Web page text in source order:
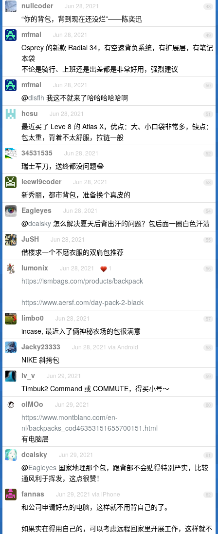
48
nullcoder Jun 28, 2021
“你的背包，背到现在还没烂”——陈奕迅
49
mfmal Jun 28, 2021
Osprey 的新款 Radial 34，有空速背负系统，有扩展层，有笔记
本袋
不论是骑行、上班还是出差都是非常好用，强烈建议
50
mfmal Jun 28, 2021
@dlsflh 我这不就来了哈哈哈哈哈啊
51
hcsu Jun 28, 2021
最近买了 Leve 8 的 Atlas X，优点：大、小口袋非常多，缺点：
包太重，背着不太舒服，拉链一般
52
34531535 Jun 28, 2021
瑞士军刀，送终都没问题😂
53
leewi9coder Jun 28, 2021
新秀丽，都市背包，准备换个真皮的
54
Eagleyes Jun 28, 2021
@dcalsky 怎么解决夏天后背出汗的问题？包后面一圈白色汗渍
55
JuSH Jun 28, 2021
借楼求一个不磨衣服的双肩包推荐
56
lumonix Jun 28, 2021 1
https://ismbags.com/products/backpack
https://www.aersf.com/day-pack-2-black
57
limbo0 Jun 28, 2021
incase, 最近入了俩神秘农场的包很满意
58
Jacky23333 Jun 28, 2021 via Android
NIKE 斜挎包
59
lv_v Jun 29, 2021
Timbuk2 Command 或 COMMUTE，得买小号～
60
oIMOo Jun 29, 2021
https://www.montblanc.com/en-
nl/backpacks_cod46353151655700151.html
有电脑层
61
dcalsky Jun 29, 2021
@Eagleyes 国家地理那个包，跟背部不会贴得特别严实，比较
通风利于挥发，这点很赞！
62
fannas Jun 29, 2021 via iPhone
和公司申请好点的电脑，这样就不用背自己的了。
如果实在得用自己的，可以考虑远程回家里开展工作，这样就不